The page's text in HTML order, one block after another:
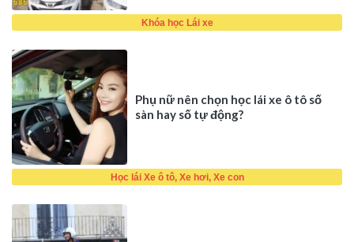
Khóa học Lái xe
Phụ nữ nên chọn học lái xe ô tô số
sàn hay số tự động?
Học lái Xe ô tô, Xe hơi, Xe con